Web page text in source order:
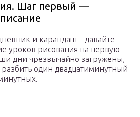
Шаг первый —
и карандаш – давайте
уроков рисования на первую
дни чрезвычайно загружены,
один двадцатиминутный